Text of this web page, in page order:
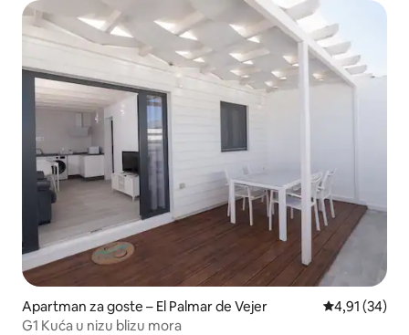
Apartman za goste – El Palmar de Vejer Prosječna
4,91 (34)
G1 Kuća u nizu blizu mora